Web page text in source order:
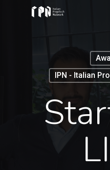
IPN - Italian